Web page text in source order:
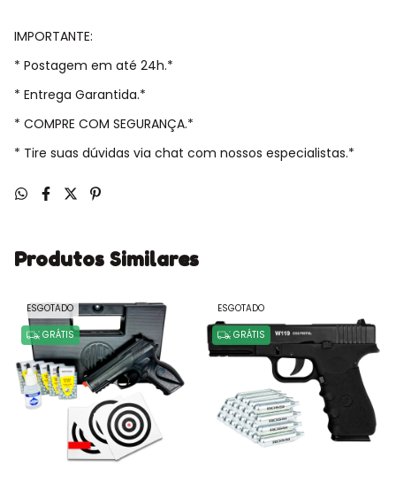
IMPORTANTE:
* Postagem em até 24h.*
* Entrega Garantida.*
* COMPRE COM SEGURANÇA.*
* Tire suas dúvidas via chat com nossos especialistas.*
Produtos Similares
ESGOTADO
GRÁTIS
ESGOTADO
GRÁTIS